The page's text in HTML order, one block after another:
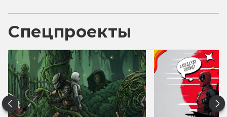
Спецпроекты